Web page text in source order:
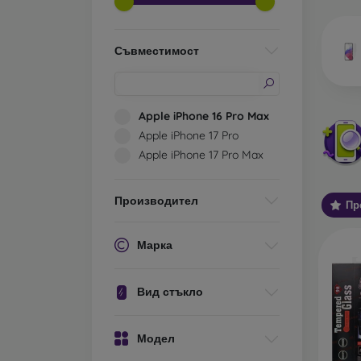
Съвместимост
Apple iPhone 16 Pro Max
Apple iPhone 17 Pro
Apple iPhone 17 Pro Max
Производител
Марка
Вид стъкло
Модел
се в
е, че
по-